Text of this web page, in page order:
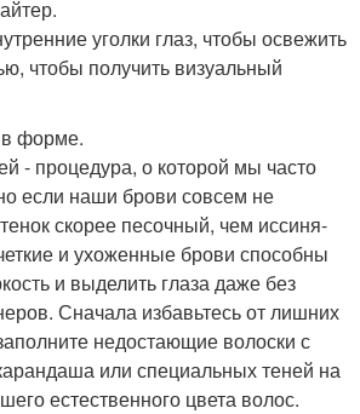
уголки глаз, чтобы освежить
чтобы получить визуальный
форме.
- процедура, о которой мы часто
если наши брови совсем не
скорее песочный, чем иссиня-
и ухоженные брови способны
и выделить глаза даже без
Сначала избавьтесь от лишних
недостающие волоски с
или специальных теней на
естественного цвета волос.